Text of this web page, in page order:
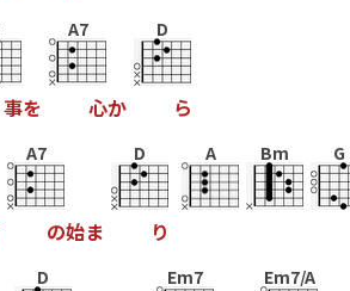
事を
A7
心か
D
ら
A7
の始ま
D
り
A Bm G
D Em7 Em7/A